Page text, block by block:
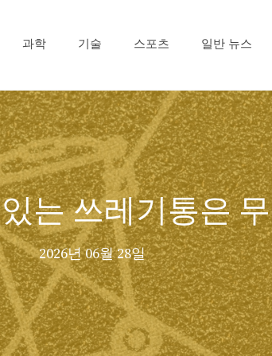
과학 기술 스포츠 일반 뉴스
는 쓰레기통은
2026년 06월 28일